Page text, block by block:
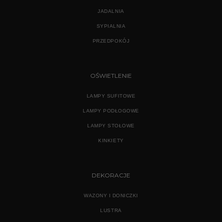
JADALNIA
SYPIALNIA
PRZEDPOKÓJ
OŚWIETLENIE
LAMPY SUFITOWE
LAMPY PODŁOGOWE
LAMPY STOŁOWE
KINKIETY
DEKORACJE
WAZONY I DONICZKI
LUSTRA